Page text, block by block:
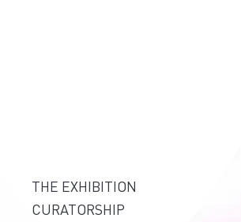
THE EXHIBITION
CURATORSHIP